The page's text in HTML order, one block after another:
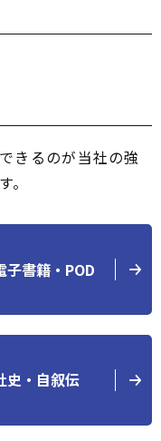
きるのが当社の強
子書籍・POD
史・自叙伝